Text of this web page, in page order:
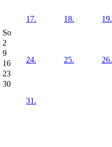
So
2
9
16
23
30
17. 18. 19.
24. 25. 26.
31.